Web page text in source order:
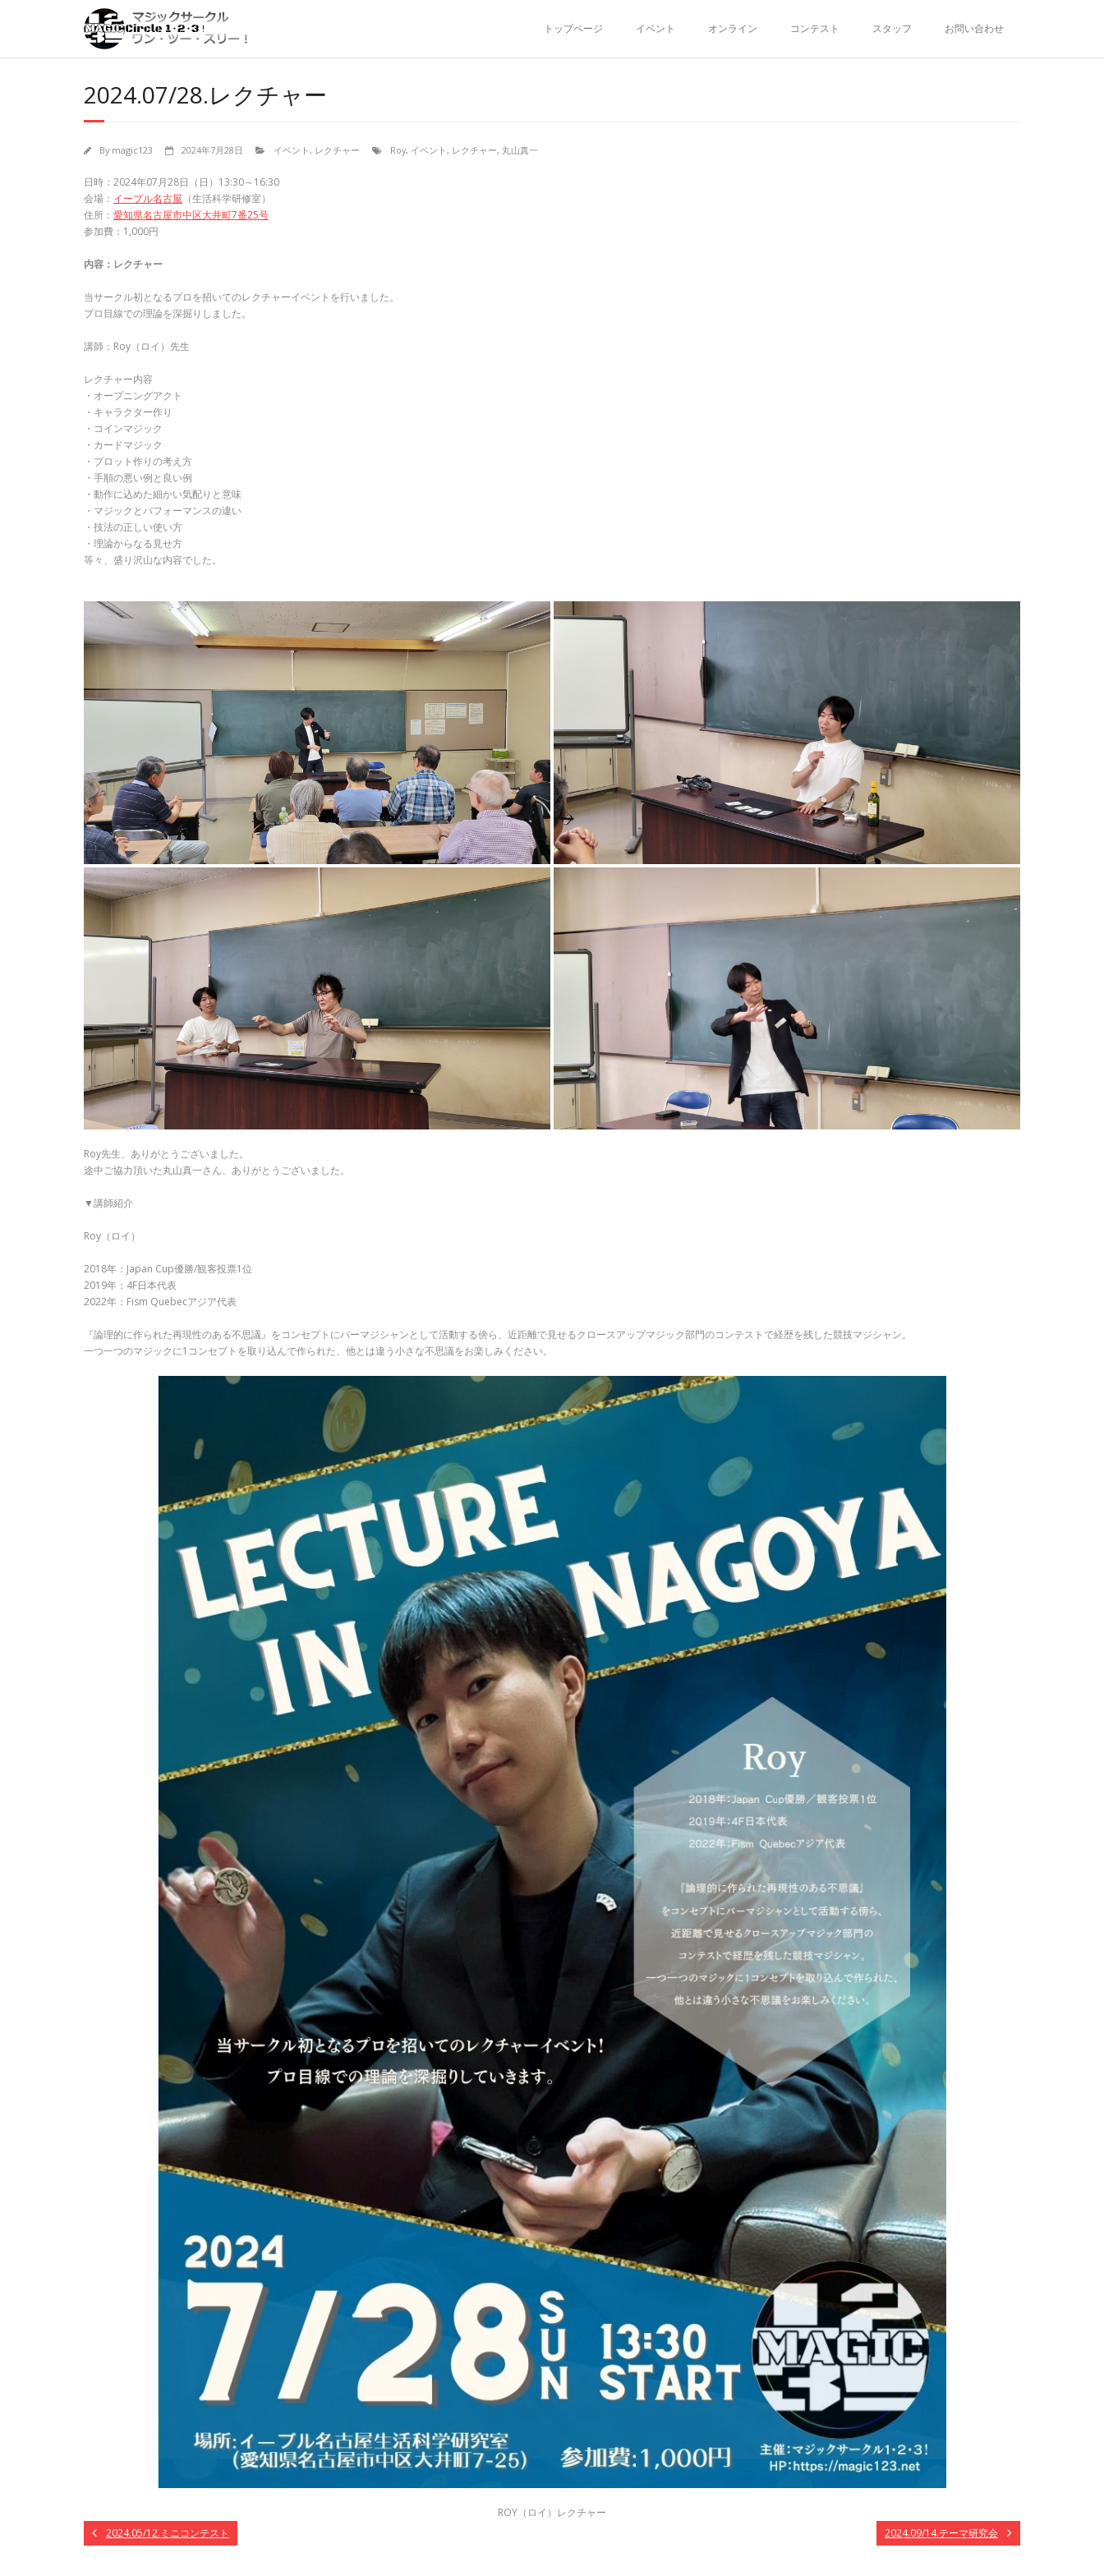
トップページ イベント オンライン コンテスト スタッフ お問い合わせ
2024.07/28.レクチャー
By magic123 2024年7月28日 イベント , レクチャー Roy, イベント , レクチャー, 丸山真一
日時：2024年07月28日（日）13:30～16:30
会場： イーブル名古屋 （生活科学研修室）
住所： 愛知県名古屋市中区大井町7番25号
参加費：1,000円
内容：レクチャー
当サークル初となるプロを招いてのレクチャーイベントを行いました。
プロ目線での理論を深掘りしました。
講師：Roy（ロイ）先生
レクチャー内容
・オープニングアクト
・キャラクター作り
・コインマジック
・カードマジック
・プロット作りの考え方
・手順の悪い例と良い例
・動作に込めた細かい気配りと意味
・マジックとパフォーマンスの違い
・技法の正しい使い方
・理論からなる見せ方
等々、盛り沢山な内容でした。
Roy先生、ありがとうございました。
途中ご協力頂いた丸山真一さん、ありがとうございました。
▼講師紹介
Roy（ロイ）
2018年：Japan Cup優勝/観客投票1位
2019年：4F日本代表
2022年：Fism Quebecアジア代表
『論理的に作られた再現性のある不思議』をコンセプトにバーマジシャンとして活動する傍ら、近距離で見せるクロースアップマジック部門のコンテストで経歴を残した競技マジシャン。
一つ一つのマジックに1コンセプトを取り込んで作られた、他とは違う小さな不思議をお楽しみください。
ROY（ロイ）レクチャー
2024.05/12.ミニコンテスト
2024.09/14.テーマ研究会